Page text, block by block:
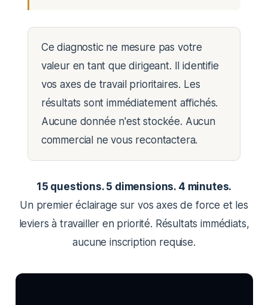
Ce diagnostic ne mesure pas votre
valeur en tant que dirigeant. Il identifie
vos axes de travail prioritaires. Les
résultats sont immédiatement affichés.
Aucune donnée n'est stockée. Aucun
commercial ne vous recontactera.
15 questions. 5 dimensions. 4 minutes.
Un premier éclairage sur vos axes de force et les
leviers à travailler en priorité. Résultats immédiats,
aucune inscription requise.